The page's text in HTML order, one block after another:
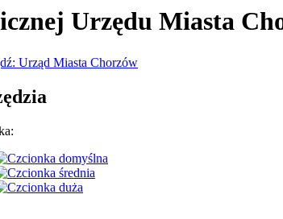
Urzędu Miasta